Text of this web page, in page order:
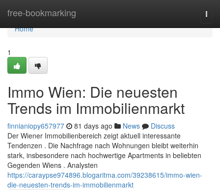
free-bookmarking
Home
Home
1
Immo Wien: Die neuesten
Trends im Immobilienmarkt
finnianiopy657977 81 days ago News
Discuss
Der Wiener Immobilienbereich zeigt aktuell interessante
Tendenzen . Die Nachfrage nach Wohnungen bleibt weiterhin
stark, insbesondere nach hochwertige Apartments in beliebten
Gegenden Wiens . Analysten
https://caraypse974896.blogaritma.com/39238615/immo-wien-
die-neuesten-trends-im-immobilienmarkt